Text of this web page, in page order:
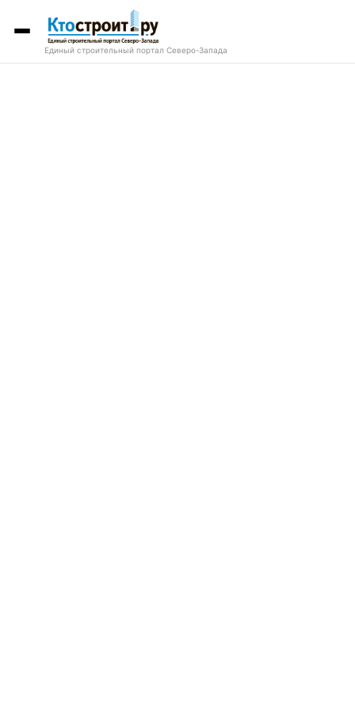
Единый строительный портал Северо-Запада